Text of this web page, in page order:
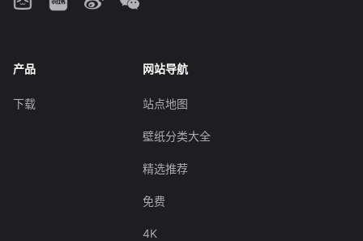
产品
下载
网站导航
站点地图
壁纸分类大全
精选推荐
免费
4K